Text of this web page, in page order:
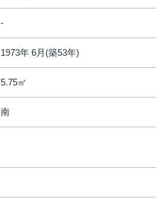
1973年 6月(築53年)
5.75㎡
南